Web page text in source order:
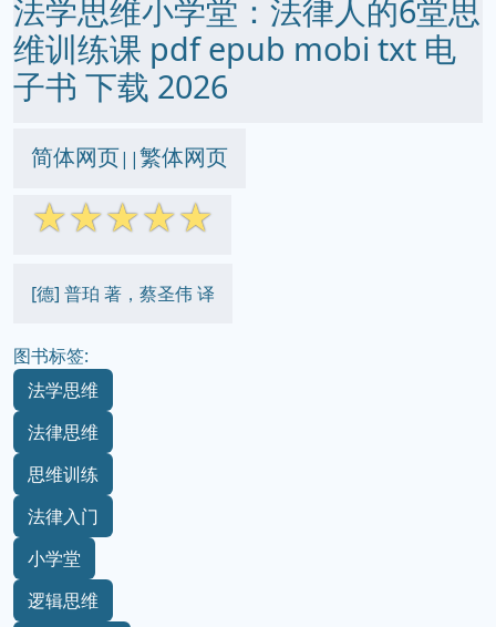
法学思维小学堂：法律人的6堂思
维训练课 pdf epub mobi txt 电
子书 下载 2026
简体网页||繁体网页
☆☆☆☆☆
[德] 普珀 著，蔡圣伟 译
图书标签:
法学思维
法律思维
思维训练
法律入门
小学堂
逻辑思维